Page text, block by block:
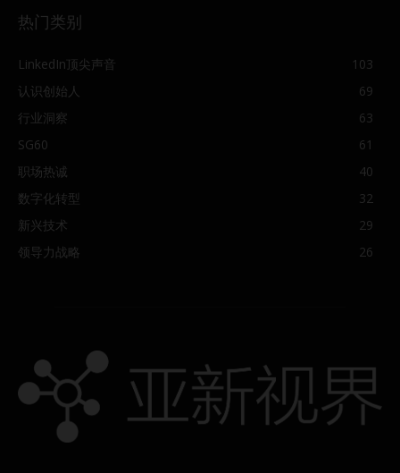
热门类别
LinkedIn顶尖声音
103
认识创始人
69
行业洞察
63
SG60
61
职场热诚
40
数字化转型
32
新兴技术
29
领导力战略
26